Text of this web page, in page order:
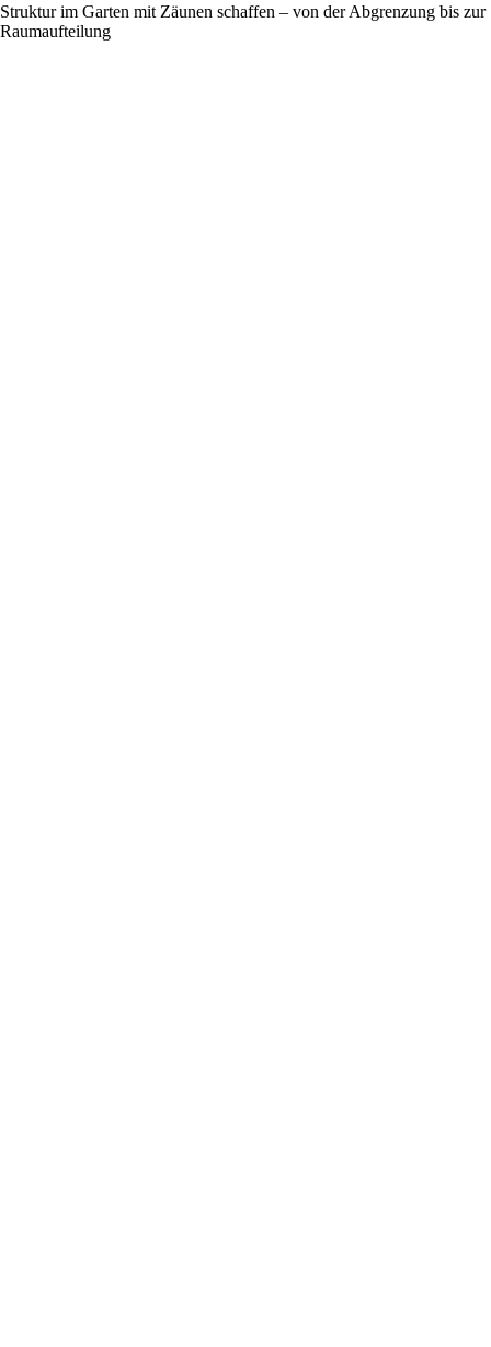
Struktur im Garten mit Zäunen schaffen – von der Abgrenzung bis zur
Raumaufteilung